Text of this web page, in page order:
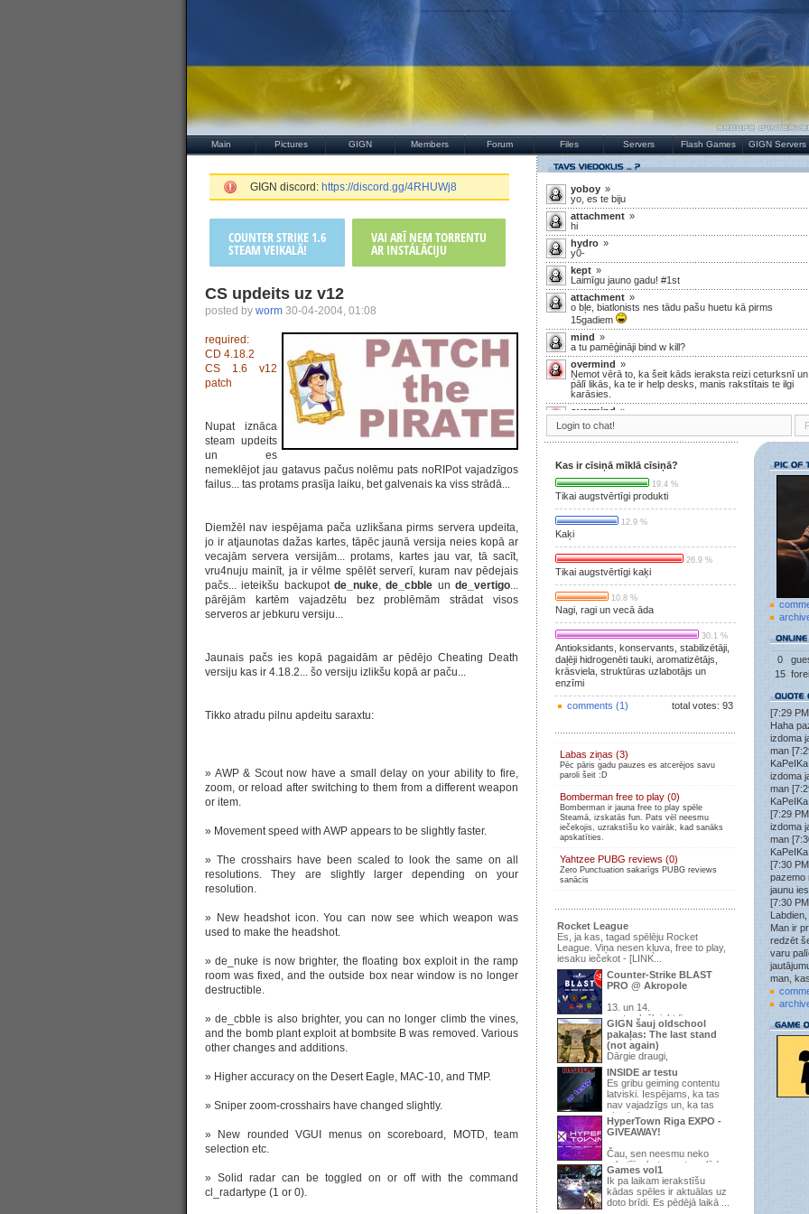
Main Pictures GIGN Members Forum Files Servers Flash Games GIGN Servers
GIGN discord: https://discord.gg/4RHUWj8
COUNTER STRIKE 1.6
STEAM VEIKALĀ!
VAI ARĪ ŅEM TORRENTU
AR INSTALĀCIJU
CS updeits uz v12
posted by worm 30-04-2004, 01:08
required:
CD 4.18.2
CS 1.6 v12
patch
Nupat iznāca
steam updeits
un es
nemeklējot jau gatavus pačus nolēmu pats noRIPot vajadzīgos
failus... tas protams prasīja laiku, bet galvenais ka viss strādā...
Diemžēl nav iespējama pača uzlikšana pirms servera updeita,
jo ir atjaunotas dažas kartes, tāpēc jaunā versija neies kopā ar
vecajām servera versijām... protams, kartes jau var, tā sacīt,
vru4nuju mainīt, ja ir vēlme spēlēt serverī, kuram nav pēdejais
pačs... ieteikšu backupot de_nuke ,de_cbble unde_vertigo
pārējām kartēm vajadzētu bez problēmām strādat visos
serveros ar jebkuru versiju...
Jaunais pačs ies kopā pagaidām ar pēdējo Cheating Death
versiju kas ir 4.18.2... šo versiju izlikšu kopā ar paču...
Tikko atradu pilnu apdeitu saraxtu:
» AWP & Scout now have a small delay on your ability to fire,
zoom, or reload after switching to them from a different weapon
or item.
» Movement speed with AWP appears to be slightly faster.
» The crosshairs have been scaled to look the same on all
resolutions. They are slightly larger depending on your
resolution.
» New headshot icon. You can now see which weapon was
used to make the headshot.
» de_nuke is now brighter, the floating box exploit in the ramp
room was fixed, and the outside box near window is no longer
destructible.
» de_cbble is also brighter, you can no longer climb the vines,
and the bomb plant exploit at bombsite B was removed. Various
other changes and additions.
» Higher accuracy on the Desert Eagle, MAC-10, and TMP.
» Sniper zoom-crosshairs have changed slightly.
» New rounded VGUI menus on scoreboard, MOTD, team
selection etc.
» Solid radar can be toggled on or off with the command
cl_radartype (1 or 0).
yoboy »
yo, es te biju
attachment »
hi
hydro »
y0-
kept »
Laimīgu jauno gadu! #1st
attachment »
o bļe, biatlonists nes tādu pašu huetu kā pirms
15gadiem
mind »
a tu pamēģināji bind w kill?
overmind »
Ņemot vērā to, ka šeit kāds ieraksta reizi ceturksnī un
pālī likās, ka te ir help desks, manis rakstītais te ilgi
karāsies.
overmind »
nvm pass bij aizmirsts
overmind »
Gadu neesmu bijis
šeit, bet man bija votemap access, tagad nav nekāds
overmind »
Eu kādēļ man vairs nav nicka parole cs ancient?
.qoodbeep.
Ja kads vel intresejas par Latvvieshu CSS serveriem
uzspelet 195.3.145.189:27015
Naikijs »
Kas ir vecās miesas
macho »
kapos ir vairāk dzīvības, nedirs
Moderaciks »
Ir oktobris!
TheHope »
toč kā kapos xD
.qoodbeep. »
Nu kas tad iisti buus dzeki?
struncis »
Informācija ir nodota attiecīgajām valsts varas
iestādēm par nelikumīgu substanču lietošanu.
sandis832 »
es tagad zem lsd esmu nesaprotu kuru speeli lai
uzspeelee
Niknais »
chaaa
Wick3D »
tf2.kso.lv:27015
tf2.kso.lv:27015
Wick3D
Nākat spēlēt uz šo KSO PUB serveri tf2.kso.lv:27015
ok
struncis »
jau jau labu uztaisa, tad spēlē, šobrīd 9/24 un pirmā
diena
struncis »
1.6
.qoodbeep. »
strunci tas css vai 1.6?
struncis »
Ja gribar kādu zm+war3ftx 31lvl uzspēlēt, pievienojās
195.3.145.67:27015 , pēc šiem gadiem izdomāju
serveri uztaisīt atkal
attachment »
jauns forums
tikai kāda jēga
Trakaisspoks
Jup
struncis
Vajag topiku uzraut par vakara šaušanu pubā.
.qoodbeep. »
Vispar doma kadam raut sho speli? Neesu speljis jau
kad vis sheit vienaa mirklii izmira.
.qoodbeep. »
Kas ir cīsiņā mīklā cīsiņā?
19.4 %
Tikai augstvērtīgi produkti
12.9 %
Kaķi
26.9 %
Tikai augstvērtīgi kaķi
10.8 %
Nagi, ragi un vecā āda
30.1 %
Antioksidants, konservants, stabilizētāji,
daļēji hidrogenēti tauki, aromatizētājs,
krāsviela, struktūras uzlabotājs un
enzīmi
comments (1) total votes: 93
Labas ziņas (3)
Pēc pāris gadu pauzes es atcerējos savu
paroli šeit :D
Bomberman free to play (0)
Bomberman ir jauna free to play spēle
Steamā, izskatās fun. Pats vēl neesmu
iečekojis, uzrakstīšu ko vairāk, kad sanāks
apskatīties.
Yahtzee PUBG reviews (0)
Zero Punctuation sakarīgs PUBG reviews
sanācis
Rocket League
Es, ja kas, tagad spēlēju Rocket
League. Viņa nesen kļuva, free to play,
iesaku iečekot - [LINK...
Counter-Strike BLAST
PRO @ Akropole
13. un 14.
septembrī(piektdiena un
sestdiena), t/c “Akropole” Apollo Kino -
pirmo ...
GIGN šauj oldschool
pakaļas: The last stand
(not again)
Dārgie draugi,
Ir pienācis laiks parādīt, ka pēdējā
reize, kurā mēs domājam, ...
INSIDE ar testu
Es gribu geiming contentu
latviski. Iespējams, ka tas
nav vajadzīgs un, ka tas
viss ir s...
HyperTown Riga EXPO -
GIVEAWAY!
Čau, sen neesmu neko
rakstījis, bet man te palūdza
pastāstīt par vienu interesantu ...
Games vol1
Ik pa laikam ierakstīšu
kādas spēles ir aktuālas uz
doto brīdi. Es pēdējā laikā ...
0
15
[7:29
Haha
izdoma
man
izdoma
man
[7:29
izdoma
man
[7:30
pazemo
jaunu
[7:30
Man ir
redzēt
varu
man,